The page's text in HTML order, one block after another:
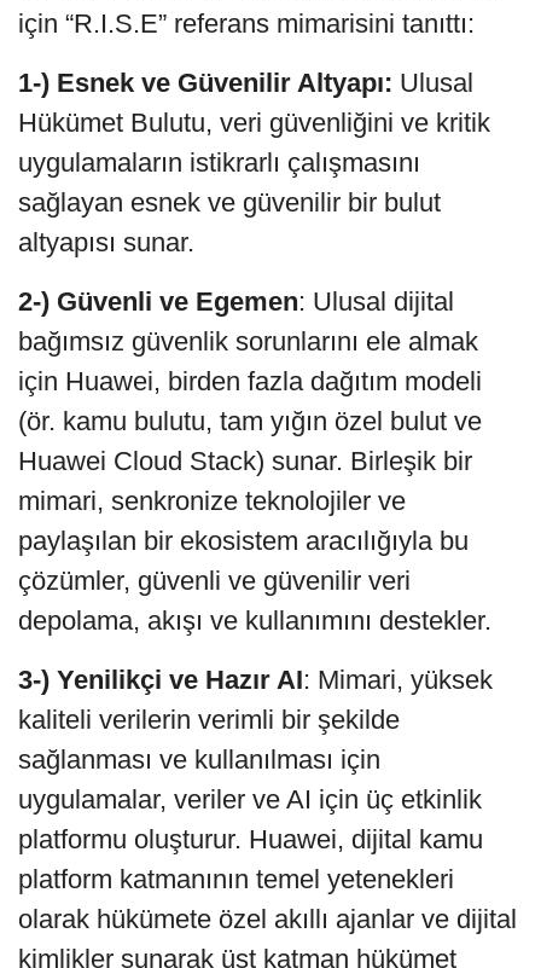
için “R.I.S.E” referans mimarisini tanıttı:
1-) Esnek ve Güvenilir Altyapı: Ulusal
Hükümet Bulutu, veri güvenliğini ve kritik
uygulamaların istikrarlı çalışmasını
sağlayan esnek ve güvenilir bir bulut
altyapısı sunar.
2-) Güvenli ve Egemen: Ulusal dijital
bağımsız güvenlik sorunlarını ele almak
için Huawei, birden fazla dağıtım modeli
(ör. kamu bulutu, tam yığın özel bulut ve
Huawei Cloud Stack) sunar. Birleşik bir
mimari, senkronize teknolojiler ve
paylaşılan bir ekosistem aracılığıyla bu
çözümler, güvenli ve güvenilir veri
depolama, akışı ve kullanımını destekler.
3-) Yenilikçi ve Hazır AI: Mimari, yüksek
kaliteli verilerin verimli bir şekilde
sağlanması ve kullanılması için
uygulamalar, veriler ve AI için üç etkinlik
platformu oluşturur. Huawei, dijital kamu
platform katmanının temel yetenekleri
olarak hükümete özel akıllı ajanlar ve dijital
kimlikler sunarak üst katman hükümet